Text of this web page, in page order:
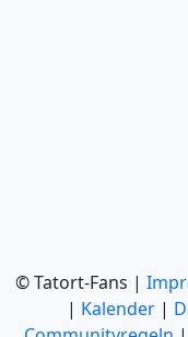
© Tatort-Fans |
| Kalender |